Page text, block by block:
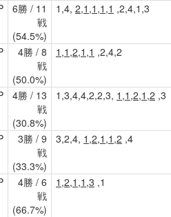
6勝 / 11
戦
(54.5%)
1,4, 2,1,1,1,1 ,2,4,1,3
4勝 / 8
戦
(50.0%)
1,1,2,1,1 ,2,4,2
4勝 / 13
戦
(30.8%)
1,3,4,4,2,2,3, 1,1,2,1,2 ,3
3勝 / 9
戦
(33.3%)
3,2,4, 1,2,1,1,2 ,4
4勝 / 6
戦
(66.7%)
1,2,1,1,3 ,1